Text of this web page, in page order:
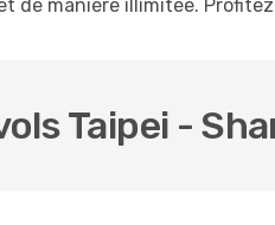
de manière illimitée.
Taipei -